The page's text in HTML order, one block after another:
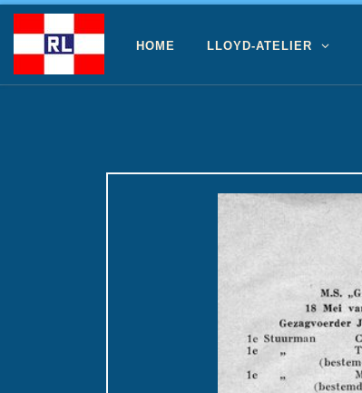
Ga naar inhoud
HOME LLOYD-ATELIER